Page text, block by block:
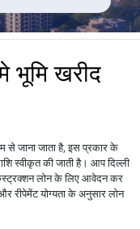
भूमि खरीद
से जाना जाता है, इस प्रकार के
स्वीकृत की जाती है। आप दिल्ली
लोन के लिए आवेदन कर
रीपेमेंट योग्यता के अनुसार लोन